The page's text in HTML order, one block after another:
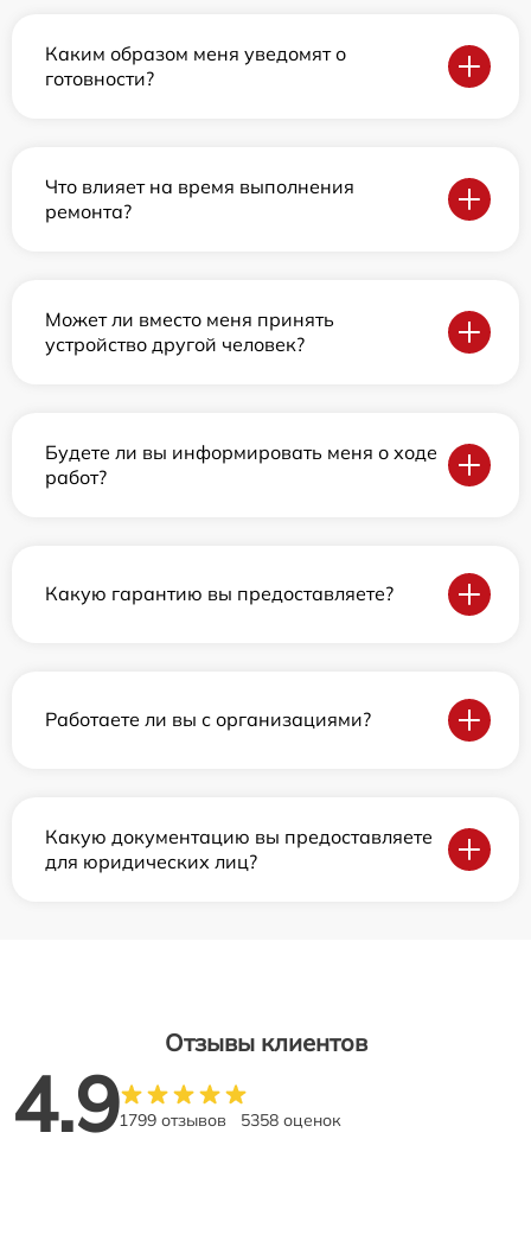
Каким образом меня уведомят о
готовности?
Что влияет на время выполнения
ремонта?
Может ли вместо меня принять
устройство другой человек?
Будете ли вы информировать меня о ходе
работ?
Какую гарантию вы предоставляете?
Работаете ли вы с организациями?
Какую документацию вы предоставляете
для юридических лиц?
Отзывы клиентов
4.91799 отзывов 5358 оценок